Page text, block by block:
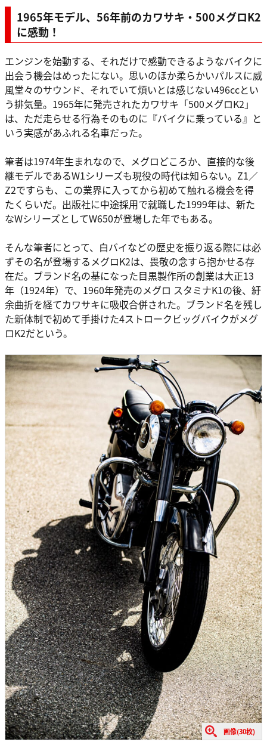
1965年モデル、56年前のカワサキ・500メグロK2
に感動！
エンジンを始動する、それだけで感動できるようなバイクに
出会う機会はめったにない。思いのほか柔らかいパルスに威
風堂々のサウンド、それでいて煩いとは感じない496ccとい
う排気量。1965年に発売されたカワサキ「500メグロK2」
は、ただ走らせる行為そのものに『バイクに乗っている』と
いう実感があふれる名車だった。
筆者は1974年生まれなので、メグロどころか、直接的な後
継モデルであるW1シリーズも現役の時代は知らない。Z1／
Z2ですらも、この業界に入ってから初めて触れる機会を得
たくらいだ。出版社に中途採用で就職した1999年は、新た
なWシリーズとしてW650が登場した年でもある。
そんな筆者にとって、白バイなどの歴史を振り返る際には必
ずその名が登場するメグロK2は、畏敬の念すら抱かせる存
在だ。ブランド名の基になった目黒製作所の創業は大正13
年（1924年）で、1960年発売のメグロ スタミナK1の後、紆
余曲折を経てカワサキに吸収合併された。ブランド名を残し
た新体制で初めて手掛けた4ストロークビッグバイクがメグ
ロK2だという。
画像(30枚)